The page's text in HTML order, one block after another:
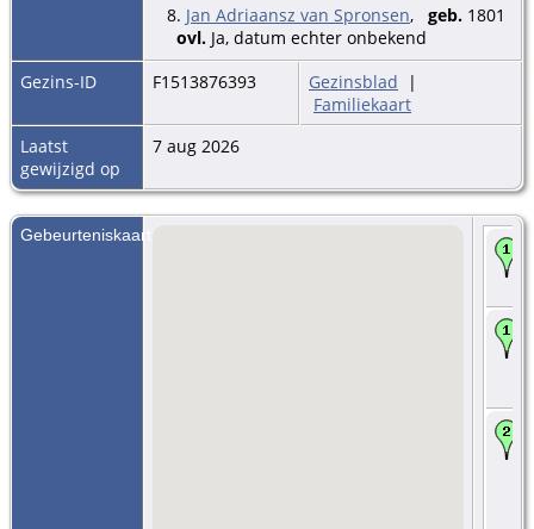
8. Jan Adriaansz van Spronsen, geb. 1801
ovl. Ja, datum echter onbekend
Gezins-ID
F1513876393 Gezinsblad |
Familiekaart
Laatst
gewijzigd op
7 aug 2026
Gebeurteniskaart